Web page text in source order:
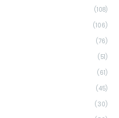
(108)
(106)
(76)
(51)
(61)
(45)
(30)